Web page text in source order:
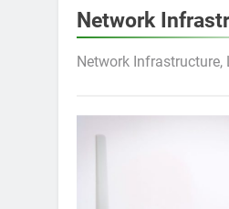
Network
Network Infrastructure,